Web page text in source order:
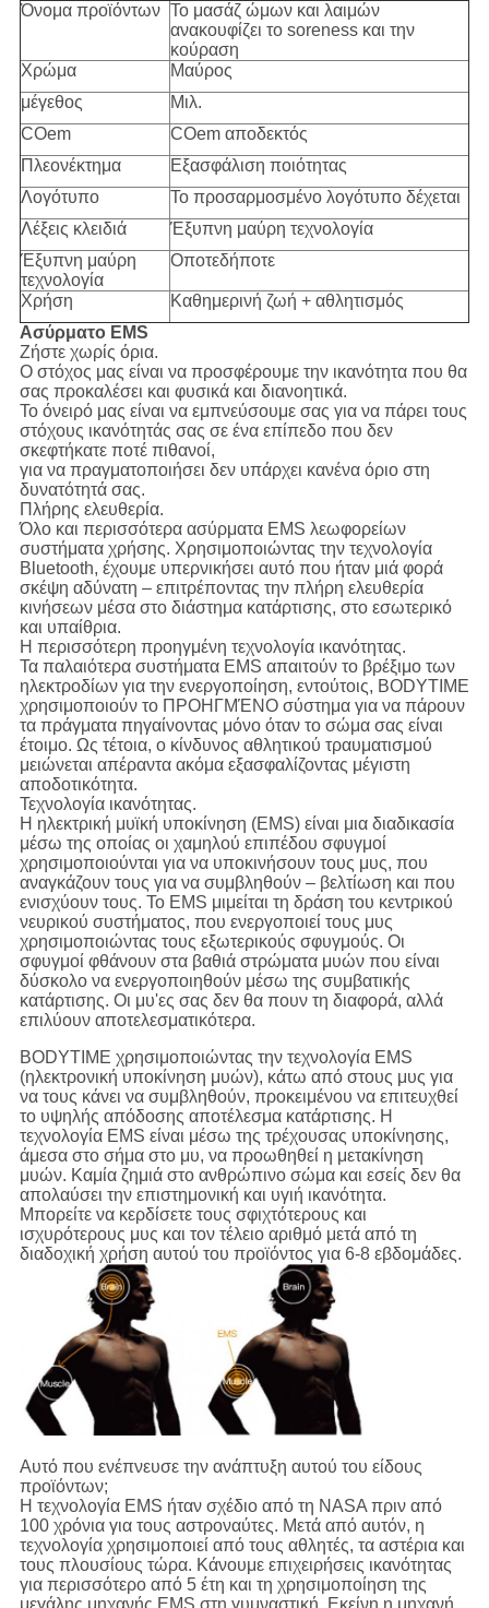
Όνομα προϊόντων Το μασάζ ώμων και λαιμών
ανακουφίζει το soreness και την
κούραση
Χρώμα
Μαύρος
μέγεθος
Μιλ.
COem
COem αποδεκτός
Πλεονέκτημα
Εξασφάλιση ποιότητας
Λογότυπο
Το προσαρμοσμένο λογότυπο δέχεται
Λέξεις κλειδιά
Έξυπνη μαύρη τεχνολογία
Έξυπνη μαύρη
τεχνολογία
Οποτεδήποτε
Χρήση
Καθημερινή ζωή + αθλητισμός
Ασύρματο EMS
Ζήστε χωρίς όρια.
Ο στόχος μας είναι να προσφέρουμε την ικανότητα που θα
σας προκαλέσει και φυσικά και διανοητικά.
Το όνειρό μας είναι να εμπνεύσουμε σας για να πάρει τους
στόχους ικανότητάς σας σε ένα επίπεδο που δεν
σκεφτήκατε ποτέ πιθανοί,
για να πραγματοποιήσει δεν υπάρχει κανένα όριο στη
δυνατότητά σας.
Πλήρης ελευθερία.
Όλο και περισσότερα ασύρματα EMS λεωφορείων
συστήματα χρήσης. Χρησιμοποιώντας την τεχνολογία
Bluetooth, έχουμε υπερνικήσει αυτό που ήταν μιά φορά
σκέψη αδύνατη – επιτρέποντας την πλήρη ελευθερία
κινήσεων μέσα στο διάστημα κατάρτισης, στο εσωτερικό
και υπαίθρια.
Η περισσότερη προηγμένη τεχνολογία ικανότητας.
Τα παλαιότερα συστήματα EMS απαιτούν το βρέξιμο των
ηλεκτροδίων για την ενεργοποίηση, εντούτοις, BODYTIME
χρησιμοποιούν το ΠΡΟΗΓΜΈΝΟ σύστημα για να πάρουν
τα πράγματα πηγαίνοντας μόνο όταν το σώμα σας είναι
έτοιμο. Ως τέτοια, ο κίνδυνος αθλητικού τραυματισμού
μειώνεται απέραντα ακόμα εξασφαλίζοντας μέγιστη
αποδοτικότητα.
Τεχνολογία ικανότητας.
Η ηλεκτρική μυϊκή υποκίνηση (EMS) είναι μια διαδικασία
μέσω της οποίας οι χαμηλού επιπέδου σφυγμοί
χρησιμοποιούνται για να υποκινήσουν τους μυς, που
αναγκάζουν τους για να συμβληθούν – βελτίωση και που
ενισχύουν τους. Το EMS μιμείται τη δράση του κεντρικού
νευρικού συστήματος, που ενεργοποιεί τους μυς
χρησιμοποιώντας τους εξωτερικούς σφυγμούς. Οι
σφυγμοί φθάνουν στα βαθιά στρώματα μυών που είναι
δύσκολο να ενεργοποιηθούν μέσω της συμβατικής
κατάρτισης. Οι μυ'ες σας δεν θα πουν τη διαφορά, αλλά
επιλύουν αποτελεσματικότερα.
BODYTIME χρησιμοποιώντας την τεχνολογία EMS
(ηλεκτρονική υποκίνηση μυών), κάτω από στους μυς για
να τους κάνει να συμβληθούν, προκειμένου να επιτευχθεί
το υψηλής απόδοσης αποτέλεσμα κατάρτισης. Η
τεχνολογία EMS είναι μέσω της τρέχουσας υποκίνησης,
άμεσα στο σήμα στο μυ, να προωθηθεί η μετακίνηση
μυών. Καμία ζημιά στο ανθρώπινο σώμα και εσείς δεν θα
απολαύσει την επιστημονική και υγιή ικανότητα.
Μπορείτε να κερδίσετε τους σφιχτότερους και
ισχυρότερους μυς και τον τέλειο αριθμό μετά από τη
διαδοχική χρήση αυτού του προϊόντος για 6-8 εβδομάδες.
Αυτό που ενέπνευσε την ανάπτυξη αυτού του είδους
προϊόντων;
Η τεχνολογία EMS ήταν σχέδιο από τη NASA πριν από
100 χρόνια για τους αστροναύτες. Μετά από αυτόν, η
τεχνολογία χρησιμοποιεί από τους αθλητές, τα αστέρια και
τους πλουσίους τώρα. Κάνουμε επιχειρήσεις ικανότητας
για περισσότερο από 5 έτη και τη χρησιμοποίηση της